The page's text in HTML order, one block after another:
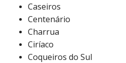
Caseiros
Centenário
Charrua
Ciríaco
Coqueiros do Sul